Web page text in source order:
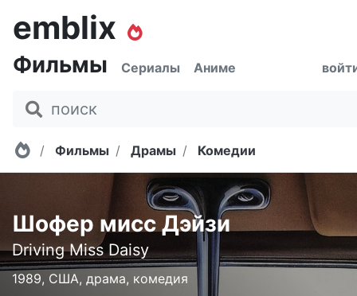
emblix
Фильмы Сериалы Аниме
Главная
Фильмы Драмы Комедии
Шофер мисс Дэйзи
Driving Miss Daisy
1989, США, драма, комедия